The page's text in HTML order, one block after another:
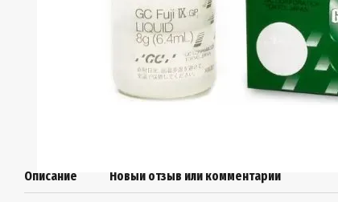
Описание Новый отзыв или комментарий